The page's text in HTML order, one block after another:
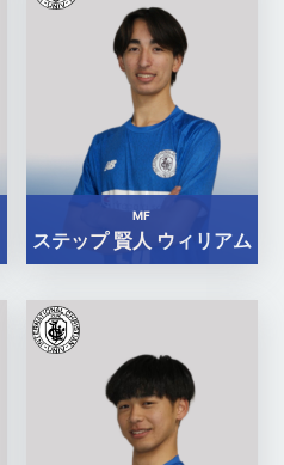
MF
ステップ 賢人 ウィリアム